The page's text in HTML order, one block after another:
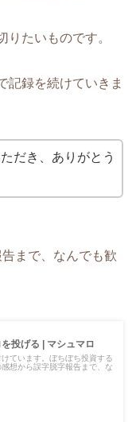
りたいものです。
記録を続けていきま
だき、ありがとう
まで、なんでも歓
投げる | マシュマロ
ています。ぼちぼち投資する
想から誤字脱字報告まで、な